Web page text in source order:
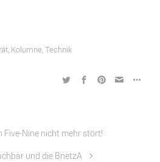
, Kolumne,Technik
Five-Nine nicht mehr stört!
und die BnetzA